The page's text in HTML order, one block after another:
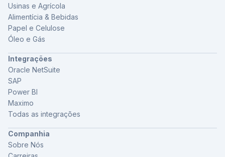
Usinas e Agrícola
Alimentícia & Bebidas
Papel e Celulose
Óleo e Gás
Integrações
Oracle NetSuite
SAP
Power BI
Maximo
Todas as integrações
Companhia
Sobre Nós